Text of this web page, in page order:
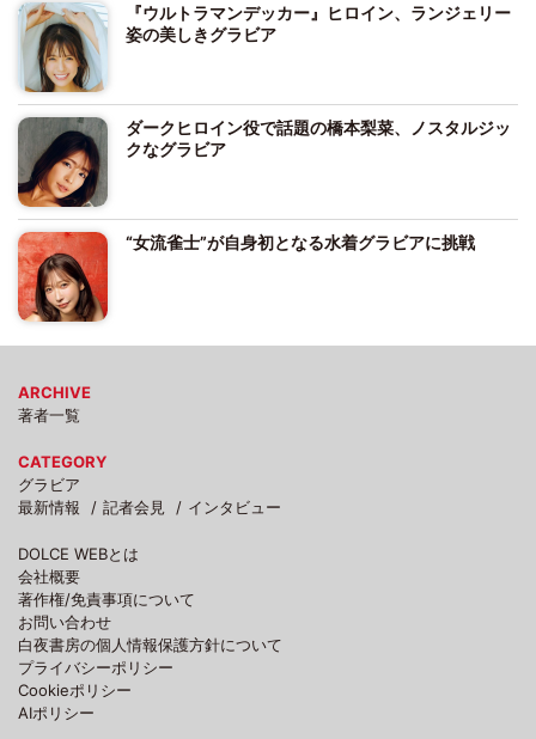
『ウルトラマンデッカー』ヒロイン、ランジェリー
姿の美しきグラビア
ダークヒロイン役で話題の橋本梨菜、ノスタルジッ
クなグラビア
“女流雀士”が自身初となる水着グラビアに挑戦
ARCHIVE
著者一覧
CATEGORY
グラビア
最新情報
記者会見 インタビュー
DOLCE WEBとは
会社概要
著作権/免責事項について
お問い合わせ
白夜書房の個人情報保護方針について
プライバシーポリシー
Cookieポリシー
AIポリシー